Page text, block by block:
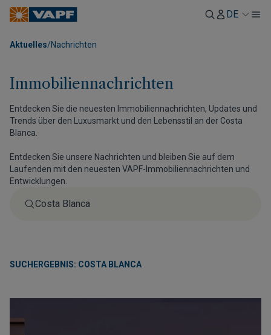
DE
Aktuelles/Nachrichten
Immobiliennachrichten
Entdecken Sie die neuesten Immobiliennachrichten, Updates und
Trends über den Luxusmarkt und den Lebensstil an der Costa
Blanca.
Entdecken Sie unsere Nachrichten und bleiben Sie auf dem
Laufenden mit den neuesten VAPF-Immobiliennachrichten und
Entwicklungen.
SUCHERGEBNIS: COSTA BLANCA